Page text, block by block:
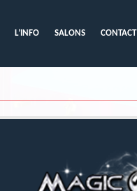
L’INFO SALONS CONTACT